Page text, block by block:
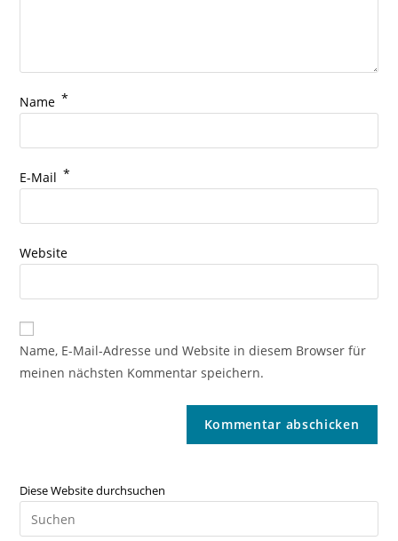
Name *
E-Mail *
Website
Name, E-Mail-Adresse und Website in diesem Browser für
meinen nächsten Kommentar speichern.
Diese Website durchsuchen